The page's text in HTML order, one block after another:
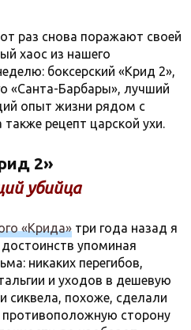
раз снова поражают своей
хаос из нашего
боксерский «Крид 2»,
«Санта-Барбары», лучший
опыт жизни рядом с
рецепт царской ухи.
2»
убийца
«Крида» три года назад я
упоминая
никаких перегибов,
и уходов в дешевую
сиквела, похоже, сделали
сторону